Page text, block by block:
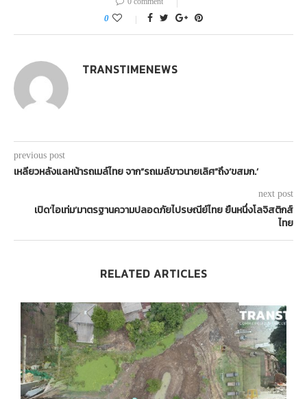
0
TRANSTIMENEWS
previous post
เหลียวหลังแลหน้ารถเมล์ไทย จาก“รถเมล์ขาวนายเลิศ”ถึง‘ขสมก.’
next post
เปิด‘ไอเท่ม’มาตรฐานความปลอดภัยไปรษณีย์ไทย ยืนหนึ่งโลจิสติกส์
ไทย
RELATED ARTICLES